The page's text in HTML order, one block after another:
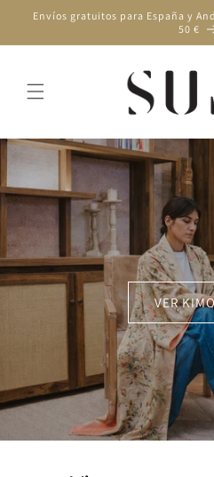
directamente
Envíos gratuitos para España y
50 €
VER